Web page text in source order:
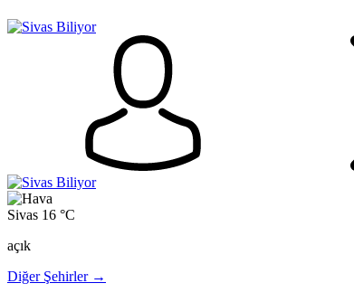
Sivas 16 °C
açık
Diğer Şehirler →